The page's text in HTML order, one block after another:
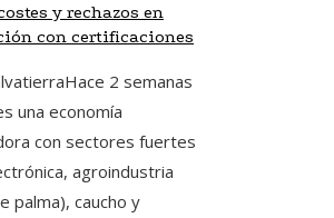
y rechazos en
con certificaciones
Hace 2 semanas
una economía
con sectores fuertes
agroindustria
palma), caucho y